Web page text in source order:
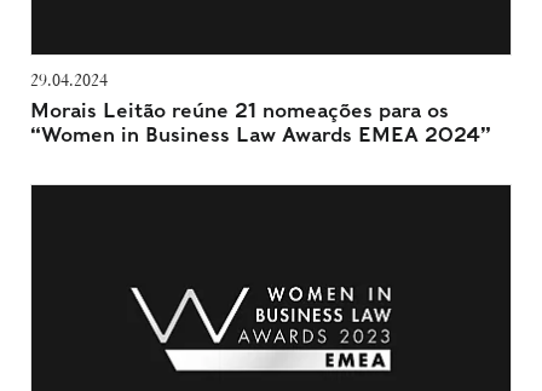
29.04.2024
Morais Leitão reúne 21 nomeações para os
“Women in Business Law Awards EMEA 2024”